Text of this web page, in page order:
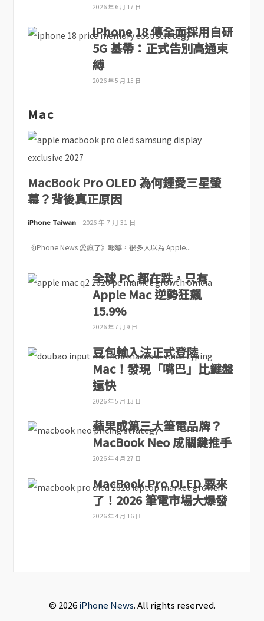
2026 年 6 月 17 日
iPhone 18 傳全面採用自研
5G 基帶：正式告別高通束
縛
2026 年 5 月 15 日
Mac
MacBook Pro OLED 為何鍾愛三星螢
幕？背後真正原因
iPhone Taiwan 2026 年 7 月 31 日
《iPhone News 愛瘋了》報導，很多人以為 Apple...
全球 PC 都在跌，只有
Apple Mac 逆勢狂飆
15.9%
2026 年 7 月 9 日
豆包輸入法正式登陸
Mac！發現「嘴巴」比鍵盤
還快
2026 年 5 月 13 日
蘋果成第三大筆電品牌？
MacBook Neo 成關鍵推手
2026 年 4 月 27 日
MacBook Pro OLED 要來
了！2026 筆電市場大爆發
2026 年 4 月 16 日
© 2026iPhone News. All rights reserved.